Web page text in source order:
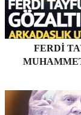
FERDI